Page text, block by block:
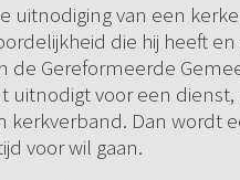
uitnodiging van een
die hij heeft
de Gereformeerde
uitnodigt voor een
kerkverband. Dan wordt
voor wil gaan.